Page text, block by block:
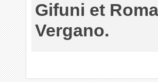
Gifuni et
Vergano.